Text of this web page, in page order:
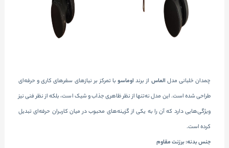
چمدان خلبانی مدل الماس از برند اوماسوبا تمرکز بر نیازهای سفرهای کاری و حرفه‌ای
طراحی شده است. این مدل نه‌تنها از نظر ظاهری جذاب و شیک است، بلکه از نظر فنی نیز
ویژگی‌هایی دارد که آن را به یکی از گزینه‌های محبوب در میان کاربران حرفه‌ای تبدیل
کرده است.
جنس بدنه: برزنت مقاوم